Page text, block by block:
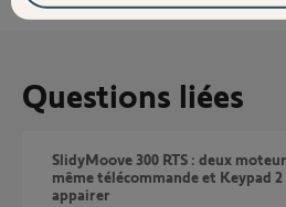
Questions liées
SlidyMoove 300 RTS : deux moteurs commandés par la
même télécommande et Keypad 2
appairer